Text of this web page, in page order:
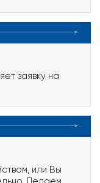
заявку на
или Вы